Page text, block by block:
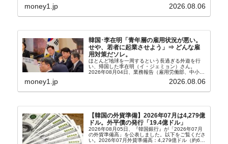
money1.jp 2026.08.06
韓国･李在明「青年層の雇用状況が悪い。
せや、若者に起業させよう」⇒ どんな雇
用対策だソレ。
ほとんど地球を一周するという長過ぎる外遊を行
い、帰国した李在明（イ・ジェミョン）さん。
2026年08月04日、業務報告（雇用労働部、中小ベ
上、韓国大統領に成りおおせた李在明（イ・ジェミ
money1.jp 2026.08.06
【韓国の外貨準備】2026年07月は4,279億
ドル。外平債の発行「19.4億ドル」
2026年08月05日、『韓国銀行』が「2026年07月
の外貨準備高」を公表しました。以下をご覧くださ
い。2026年07月外貨準備高：4,279億ドル（約67